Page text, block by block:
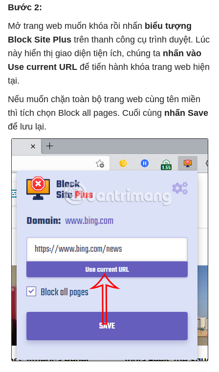
Bước 2:
Mở trang web muốn khóa rồi nhấn biểu tượng
Block Site Plus trên thanh công cụ trình duyệt. Lúc
này hiển thị giao diện tiện ích, chúng ta nhấn vào
Use current URL để tiến hành khóa trang web hiện
tại.
Nếu muốn chặn toàn bộ trang web cùng tên miền
thì tích chọn Block all pages. Cuối cùng nhấn Save
để lưu lại.